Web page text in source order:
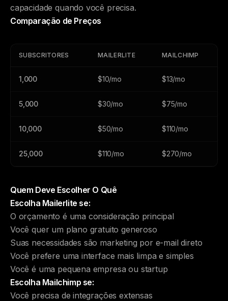
capacidade quando você precisa.
Comparação de Preços
SUBSCRITORES MAILERLITE MAILCHIMP
1,000 $10/mo $13/mo
5,000 $30/mo $75/mo
10,000 $50/mo $110/mo
25,000 $110/mo $270/mo
Quem Deve Escolher O Quê
Escolha Mailerlite se:
O orçamento é uma consideração principal
Você quer um plano gratuito generoso
Suas necessidades são marketing por e-mail direto
Você prefere uma interface mais limpa e simples
Você é uma pequena empresa ou startup
Escolha Mailchimp se:
Você precisa de integrações extensas